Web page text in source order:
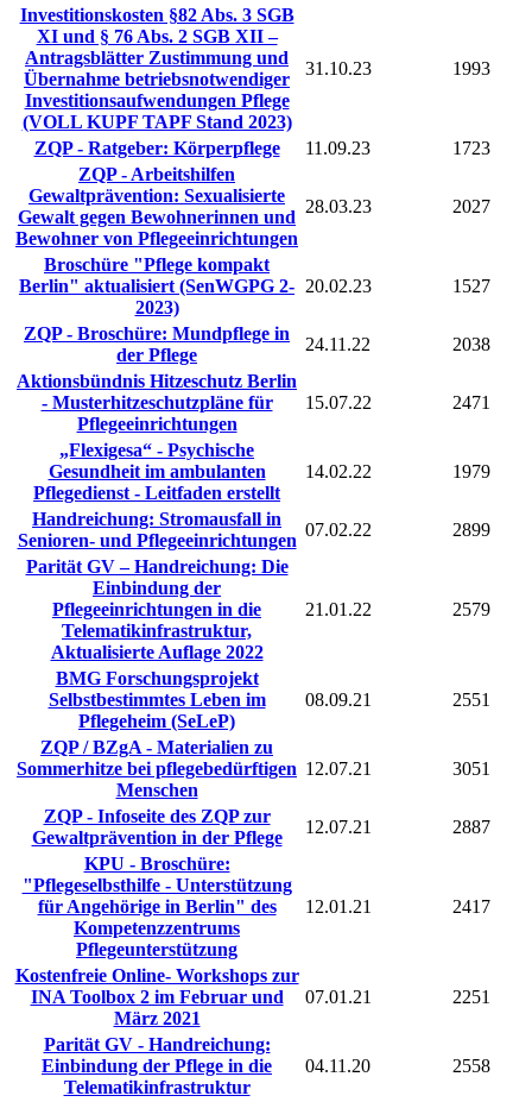
Investitionskosten §82 Abs. 3 SGB
XI und § 76 Abs. 2 SGB XII –
Antragsblätter Zustimmung und
Übernahme betriebsnotwendiger
Investitionsaufwendungen Pflege
(VOLL KUPF TAPF Stand 2023)
31.10.23 1993
ZQP - Ratgeber: Körperpflege 11.09.23
1723
ZQP - Arbeitshilfen
Gewaltprävention: Sexualisierte
Gewalt gegen Bewohnerinnen und
Bewohner von Pflegeeinrichtungen
28.03.23 2027
Broschüre "Pflege kompakt
Berlin" aktualisiert (SenWGPG 2-
2023)
20.02.23 1527
ZQP - Broschüre: Mundpflege in
der Pflege
24.11.22
2038
Aktionsbündnis Hitzeschutz Berlin
- Musterhitzeschutzpläne für
Pflegeeinrichtungen
15.07.22 2471
„Flexigesa“ - Psychische
Gesundheit im ambulanten
Pflegedienst - Leitfaden erstellt
14.02.22 1979
Handreichung: Stromausfall in
Senioren- und Pflegeeinrichtungen
07.02.22
2899
Parität GV – Handreichung: Die
Einbindung der
Pflegeeinrichtungen in die
Telematikinfrastruktur,
Aktualisierte Auflage 2022
21.01.22 2579
BMG Forschungsprojekt
Selbstbestimmtes Leben im
Pflegeheim (SeLeP)
08.09.21 2551
ZQP / BZgA - Materialien zu
Sommerhitze bei pflegebedürftigen
Menschen
12.07.21 3051
ZQP - Infoseite des ZQP zur
Gewaltprävention in der Pflege
12.07.21
2887
KPU - Broschüre:
"Pflegeselbsthilfe - Unterstützung
für Angehörige in Berlin" des
Kompetenzzentrums
Pflegeunterstützung
12.01.21 2417
Kostenfreie Online- Workshops zur
INA Toolbox 2 im Februar und
März 2021
07.01.21 2251
Parität GV - Handreichung:
Einbindung der Pflege in die
Telematikinfrastruktur
04.11.20 2558